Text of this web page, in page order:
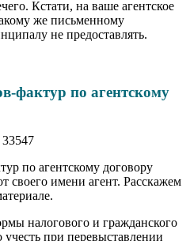
Кстати, на ваше агентское
же письменному
не предоставлять.
фактур по агентскому
по агентскому договору
своего имени агент. Расскажем
налогового и гражданского
учесть при перевыставлении